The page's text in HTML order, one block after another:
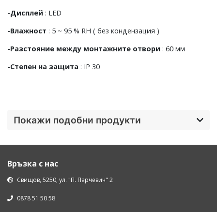
-Дисплей : LED
-Влажност : 5 ~ 95 % RH ( без кондензация )
-Разстояние между монтажните отвори : 60 мм
-Степен на защита : IP 30
Покажи подобни продукти
Връзка с нас
Свищов, 5250, ул. "П. Парчевич" 2
0878 51 50 58